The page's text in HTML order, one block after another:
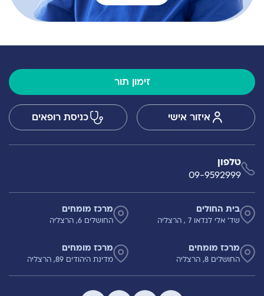
זימון תור
איזור אישי כניסת רופאים
טלפון
09-9592999
בית החולים
שד' אלי לנדאו 7 , הרצליה
מרכז מומחים
החושלים 6, הרצליה
מרכז מומחים
החושלים 8, הרצליה
מרכז מומחים
מדינת היהודים 89, הרצליה